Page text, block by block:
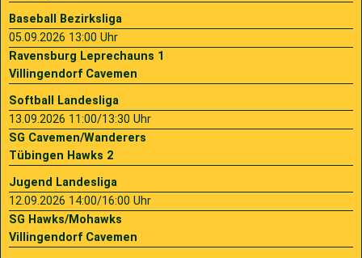
Baseball Bezirksliga
05.09.2026 13:00 Uhr
Ravensburg Leprechauns 1
Villingendorf Cavemen
Softball Landesliga
13.09.2026 11:00/13:30 Uhr
SG Cavemen/Wanderers
Tübingen Hawks 2
Jugend Landesliga
12.09.2026 14:00/16:00 Uhr
SG Hawks/Mohawks
Villingendorf Cavemen